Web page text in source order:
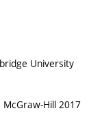
University
Hill 2017